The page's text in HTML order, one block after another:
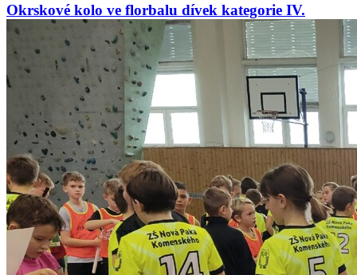
Okrskové kolo ve florbalu dívek kategorie IV.